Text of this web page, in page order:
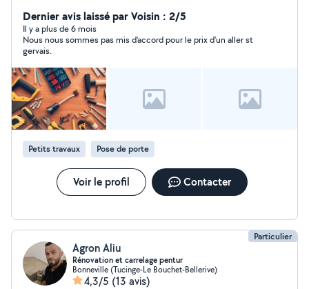
Dernier avis laissé par Voisin : 2/5
Il y a plus de 6 mois
Nous nous sommes pas mis d'accord pour le prix d'un aller st
gervais.
Petits travaux Pose de porte
Voir le profil Contacter
Particulier
Agron Aliu
Rénovation et carrelage pentur
Bonneville (Tucinge-Le Bouchet-Bellerive)
4,3/5 (13 avis)